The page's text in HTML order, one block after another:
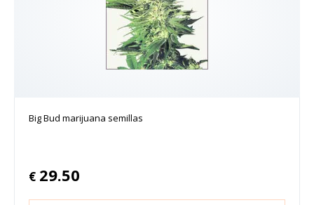
Big Bud marijuana semillas
€ 29.50